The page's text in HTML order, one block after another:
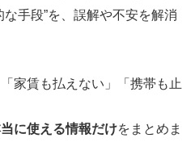
手段”を、誤解や不安を解消
家賃も払えない」「携帯も止
に使える情報だけをまとめま